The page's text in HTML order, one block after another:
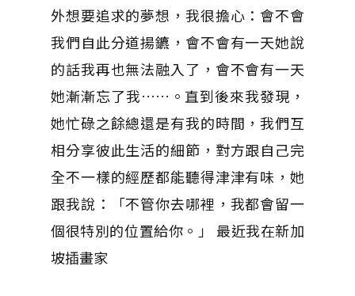
外想要追求的夢想，我很擔心：會不會
我們自此分道揚鑣，會不會有一天她說
的話我再也無法融入了，會不會有一天
她漸漸忘了我……。直到後來我發現，
她忙碌之餘總還是有我的時間，我們互
相分享彼此生活的細節，對方跟自己完
全不一樣的經歷都能聽得津津有味，她
跟我說：「不管你去哪裡，我都會留一
個很特別的位置給你。」 最近我在新加
坡插畫家